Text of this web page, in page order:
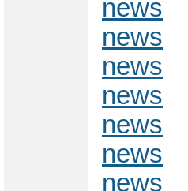
news
news
news
news
news
news
news